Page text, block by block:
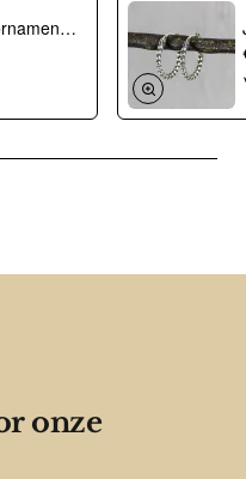
Jeh Jewels Buis-ornament voor collier, zilver model 18939 (26mm.breed) - 12488
onze